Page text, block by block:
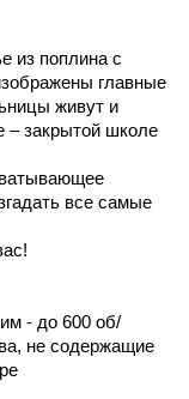
из поплина с
главные
живут и
– закрытой школе
все самые
- до 600 об/
не содержащие